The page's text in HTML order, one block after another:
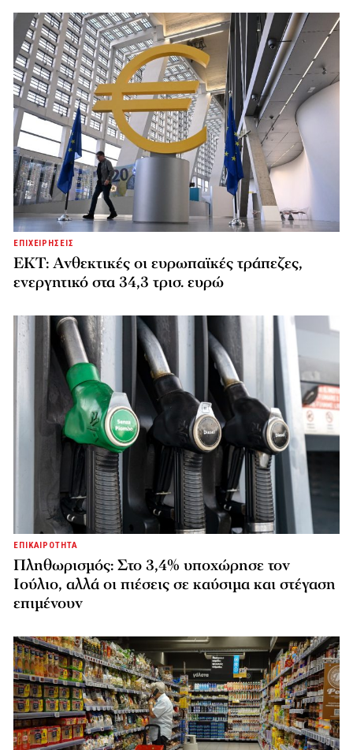
ΕΠΙΧΕΙΡΗΣΕΙΣ
ΕΚΤ: Ανθεκτικές οι ευρωπαϊκές τράπεζες,
ενεργητικό στα 34,3 τρισ. ευρώ
ΕΠΙΚΑΙΡΟΤΗΤΑ
Πληθωρισμός: Στο 3,4% υποχώρησε τον
Ιούλιο, αλλά οι πιέσεις σε καύσιμα και στέγαση
επιμένουν